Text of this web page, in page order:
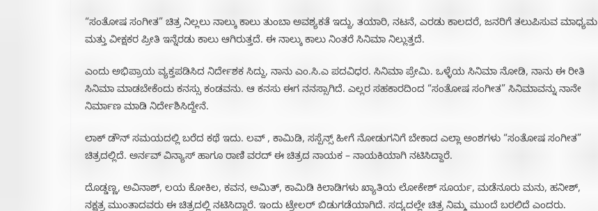
“ಸಂತೋಷ ಸಂಗೀತ” ಚಿತ್ರ ನಿಲ್ಲಲು ನಾಲ್ಕು ಕಾಲು ತುಂಬಾ ಅವಶ್ಯಕತೆ ಇದ್ದು, ತಯಾರಿ, ನಟನೆ, ಎರಡು ಕಾಲದರೆ, ಜನರಿಗೆ ತಲುಪಿಸುವ ಮಾಧ್ಯಮ
ಮತ್ತು ವೀಕ್ಷಕರ ಪ್ರೀತಿ ಇನ್ನೆರಡು ಕಾಲು ಆಗಿರುತ್ತದೆ. ಈ ನಾಲ್ಕು ಕಾಲು ನಿಂತರೆ ಸಿನಿಮಾ ನಿಲ್ಲುತ್ತದೆ.
ಎಂದು ಅಭಿಪ್ರಾಯ ವ್ಯಕ್ತಪಡಿಸಿದ ನಿರ್ದೇಶಕ ಸಿದ್ದು, ನಾನು ಎಂ.ಸಿ.ಎ ಪದವಿಧರ. ಸಿನಿಮಾ ಪ್ರೇಮಿ. ಒಳ್ಳೆಯ ಸಿನಿಮಾ‌ ನೋಡಿ, ನಾನು ಈ ರೀತಿ
ಸಿನಿಮಾ ಮಾಡಬೇಕೆಂದು ಕನಸ್ಸು ಕಂಡವನು. ಆ ಕನಸು ಈಗ ನನಸ್ಸಾಗಿದೆ. ಎಲ್ಲರ ಸಹಕಾರದಿಂದ “ಸಂತೋಷ ಸಂಗೀತ” ಸಿನಿಮಾವನ್ನು ನಾನೇ
ನಿರ್ಮಾಣ‌ ಮಾಡಿ ನಿರ್ದೇಶಿಸಿದ್ದೇನೆ.
ಲಾಕ್ ಡೌನ್ ಸಮಯದಲ್ಲಿ ಬರೆದ ಕಥೆ ಇದು. ಲವ್ , ಕಾಮಿಡಿ, ಸಸ್ಪೆನ್ಸ್ ಹೀಗೆ ನೋಡುಗನಿಗೆ ಬೇಕಾದ ಎಲ್ಲಾ ಅಂಶಗಳು “ಸಂತೋಷ ಸಂಗೀತ”
ಚಿತ್ರದಲ್ಲಿದೆ. ಅರ್ನವ್ ವಿನ್ಯಾಸ್ ಹಾಗೂ ರಾಣಿ ವರದ್ ಈ ಚಿತ್ರದ ನಾಯಕ – ನಾಯಕಿಯಾಗಿ ನಟಿಸಿದ್ದಾರೆ.
ದೊಡ್ಡಣ್ಣ, ಅವಿನಾಶ್, ಲಯ ಕೋಕಿಲ, ಕವನ, ಅಮಿತ್, ಕಾಮಿಡಿ ಕಿಲಾಡಿಗಳು ಖ್ಯಾತಿಯ ಲೋಕೇಶ್ ಸೂರ್ಯ, ಮಡೆನೂರು ಮನು, ಹನೀಶ್,
ನಕ್ಷತ್ರ ಮುಂತಾದವರು ಈ ಚಿತ್ರದಲ್ಲಿ ನಟಿಸಿದ್ದಾರೆ. ಇಂದು ಟ್ರೇಲರ್ ಬಿಡುಗಡೆಯಾಗಿದೆ. ಸದ್ಯದಲ್ಲೇ ಚಿತ್ರ ನಿಮ್ಮ ಮುಂದೆ ಬರಲಿದೆ ಎಂದರು.‌